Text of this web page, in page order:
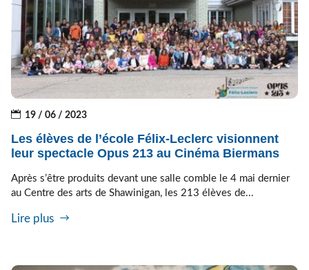
19 / 06 / 2023
Les élèves de l’école Félix-Leclerc visionnent
leur spectacle Opus 213 au Cinéma Biermans
Après s’être produits devant une salle comble le 4 mai dernier
au Centre des arts de Shawinigan, les 213 élèves de...
Lire plus